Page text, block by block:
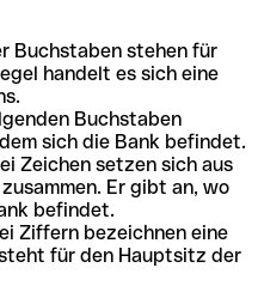
Buchstaben stehen für
handelt es sich eine
Buchstaben
sich die Bank befindet.
Zeichen setzen sich aus
Er gibt an, wo
befindet.
Ziffern bezeichnen eine
für den Hauptsitz der